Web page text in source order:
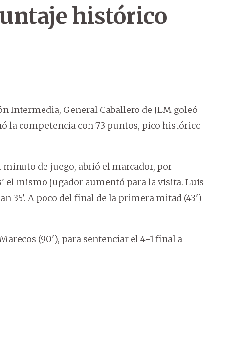
histórico
Intermedia, General Caballero de JLM goleó
la competencia con 73 puntos, pico histórico
de juego, abrió el marcador, por
el mismo jugador aumentó para la visita. Luis
35'. A poco del final de la primera mitad (43')
(90'), para sentenciar el 4-1 final a